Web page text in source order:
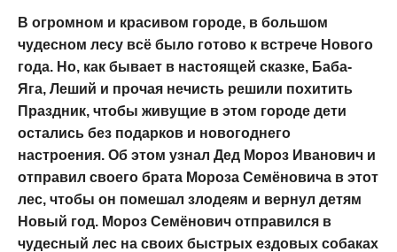
В огромном и красивом городе, в большом
чудесном лесу всё было готово к встрече Нового
года. Но, как бывает в настоящей сказке, Баба-
Яга, Леший и прочая нечисть решили похитить
Праздник, чтобы живущие в этом городе дети
остались без подарков и новогоднего
настроения. Об этом узнал Дед Мороз Иванович и
отправил своего брата Мороза Семёновича в этот
лес, чтобы он помешал злодеям и вернул детям
Новый год. Мороз Семёнович отправился в
чудесный лес на своих быстрых ездовых собаках